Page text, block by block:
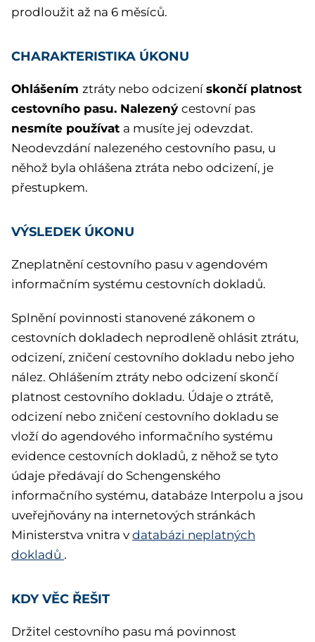
prodloužit až na 6 měsíců.
CHARAKTERISTIKA ÚKONU
Ohlášením ztráty nebo odcizení skončí platnost
cestovního pasu. Nalezený cestovní pas
nesmíte používat a musíte jej odevzdat.
Neodevzdání nalezeného cestovního pasu, u
něhož byla ohlášena ztráta nebo odcizení, je
přestupkem.
VÝSLEDEK ÚKONU
Zneplatnění cestovního pasu v agendovém
informačním systému cestovních dokladů.
Splnění povinnosti stanovené zákonem o
cestovních dokladech neprodleně ohlásit ztrátu,
odcizení, zničení cestovního dokladu nebo jeho
nález. Ohlášením ztráty nebo odcizení skončí
platnost cestovního dokladu. Údaje o ztrátě,
odcizení nebo zničení cestovního dokladu se
vloží do agendového informačního systému
evidence cestovních dokladů, z něhož se tyto
údaje předávají do Schengenského
informačního systému, databáze Interpolu a jsou
uveřejňovány na internetových stránkách
Ministerstva vnitra v databázi neplatných
dokladů .
KDY VĚC ŘEŠIT
Držitel cestovního pasu má povinnost